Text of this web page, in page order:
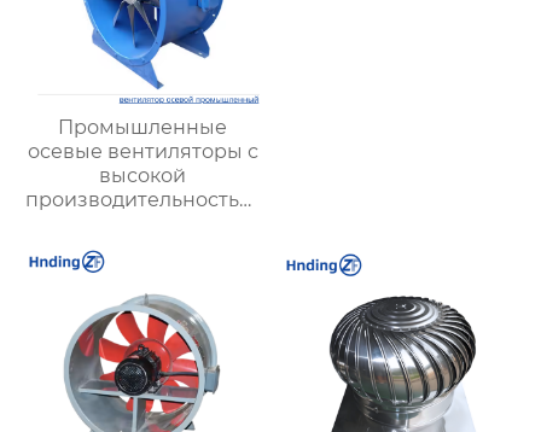
Промышленные
осевые вентиляторы с
высокой
производительностью:
эффективность для
сложных условий